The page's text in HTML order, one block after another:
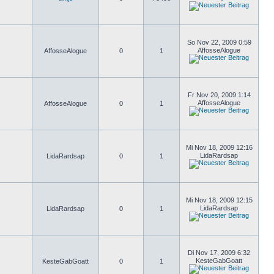
AffosseAlogue 0 1
So Nov 22, 2009 0:59
AffosseAlogue
AffosseAlogue 0 1
Fr Nov 20, 2009 1:14
AffosseAlogue
LidaRardsap 0 1
Mi Nov 18, 2009 12:16
LidaRardsap
LidaRardsap 0 1
Mi Nov 18, 2009 12:15
LidaRardsap
KesteGabGoatt 0 1
Di Nov 17, 2009 6:32
KesteGabGoatt